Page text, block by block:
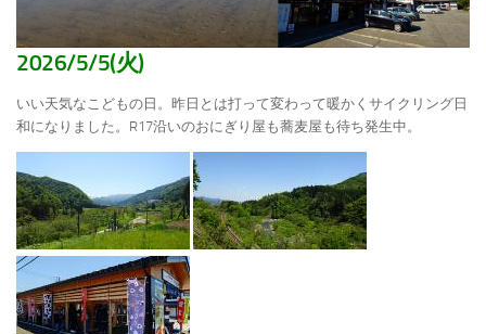
2026/5/5(火)
いい天気なこどもの日。昨日とは打って変わって暖かくサイクリング日
和になりました。R17沿いのおにぎり屋も蕎麦屋も待ち発生中。